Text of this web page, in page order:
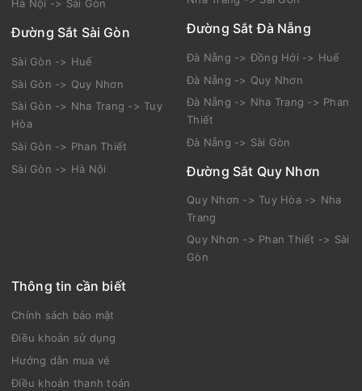
Hà Nội -> Sài Gòn
Đường Sắt Sài Gòn
Sài Gòn -> Huế
Sài Gòn -> Quy Nhơn
Sài Gòn -> Nha Trang -> Tuy
Hòa
Sài Gòn -> Phan Thiết
Sài Gòn -> Hà Nội
Đường Sắt Đà Nẵng
Đà Nẵng -> Đồng Hới -> Huế
Đà Nẵng -> Quy Nhơn
Đà Nẵng -> Nha Trang -> Phan
Thiết
Đà Nẵng -> Sài Gòn
Đường Sắt Quy Nhơn
Quy Nhơn -> Tuy Hòa -> Nha
Trang
Quy Nhơn -> Phan Thiết -> Sài
Gòn
Thông tin cần biết
Chính sách bảo mật
Điều khoản sử dụng
Hướng dẫn mua vé
Điều khoản thanh toán